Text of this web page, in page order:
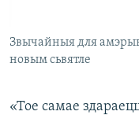
Звычайныя для
новым сьвятле
«Тое самае